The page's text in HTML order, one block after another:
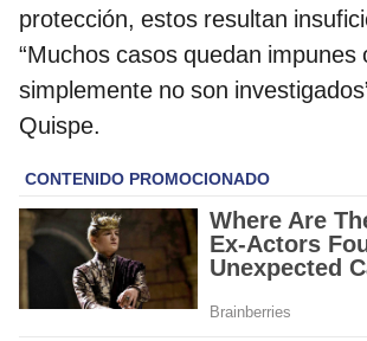
protección, estos resultan
“Muchos casos quedan impunes
simplemente no son
Quispe.